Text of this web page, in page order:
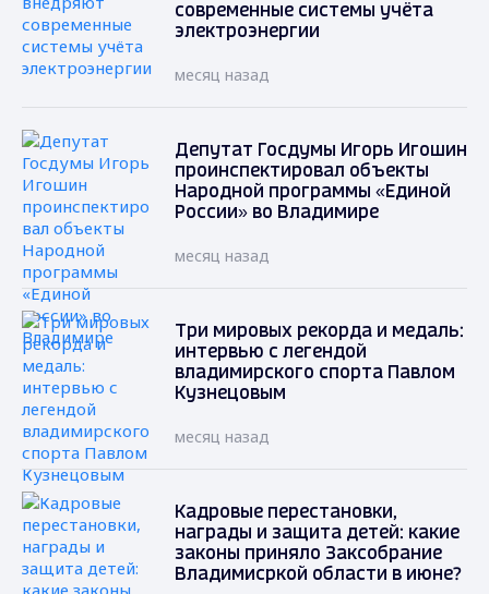
современные системы учёта
электроэнергии
месяц назад
Депутат Госдумы Игорь Игошин
проинспектировал объекты
Народной программы «Единой
России» во Владимире
месяц назад
Три мировых рекорда и медаль:
интервью с легендой
владимирского спорта Павлом
Кузнецовым
месяц назад
Кадровые перестановки,
награды и защита детей: какие
законы приняло Заксобрание
Владимисркой области в июне?